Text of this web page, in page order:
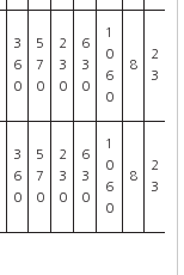
3
6
0
5
7
0
2
3
0
6
3
0
1
0
6
0
8
2
3
3
6
0
5
7
0
2
3
0
6
3
0
1
0
6
0
8
2
3